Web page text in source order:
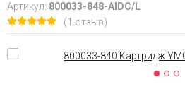
Артикул: 800033-848-AIDC/L
(1 отзыв)